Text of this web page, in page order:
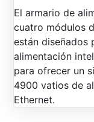
El armario de
cuatro módulos
están diseñados
alimentación
para ofrecer un
4900 vatios de
Ethernet.